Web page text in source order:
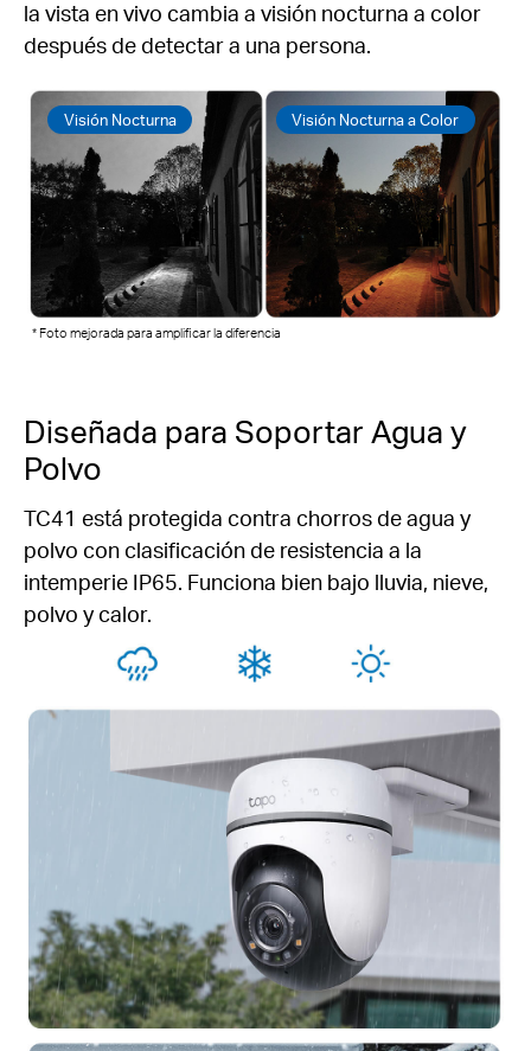
la vista en vivo cambia a visión nocturna a color
después de detectar a una persona.
Visión Nocturna Visión Nocturna a Color
* Foto mejorada para amplificar la diferencia
Diseñada para Soportar Agua y
Polvo
TC41 está protegida contra chorros de agua y
polvo con clasificación de resistencia a la
intemperie IP65. Funciona bien bajo lluvia, nieve,
polvo y calor.